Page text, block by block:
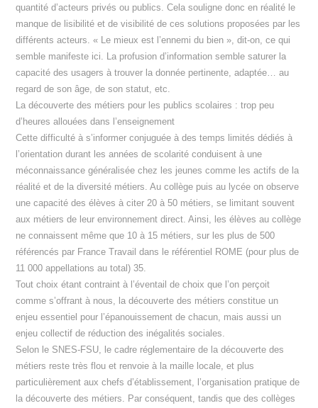
quantité d’acteurs privés ou publics. Cela souligne donc en réalité le
manque de lisibilité et de visibilité de ces solutions proposées par les
différents acteurs. « Le mieux est l’ennemi du bien », dit-on, ce qui
semble manifeste ici. La profusion d’information semble saturer la
capacité des usagers à trouver la donnée pertinente, adaptée… au
regard de son âge, de son statut, etc.
La découverte des métiers pour les publics scolaires : trop peu
d’heures allouées dans l’enseignement
Cette difficulté à s’informer conjuguée à des temps limités dédiés à
l’orientation durant les années de scolarité conduisent à une
méconnaissance généralisée chez les jeunes comme les actifs de la
réalité et de la diversité métiers. Au collège puis au lycée on observe
une capacité des élèves à citer 20 à 50 métiers, se limitant souvent
aux métiers de leur environnement direct. Ainsi, les élèves au collège
ne connaissent même que 10 à 15 métiers, sur les plus de 500
référencés par France Travail dans le référentiel ROME (pour plus de
11 000 appellations au total) 35.
Tout choix étant contraint à l’éventail de choix que l’on perçoit
comme s’offrant à nous, la découverte des métiers constitue un
enjeu essentiel pour l’épanouissement de chacun, mais aussi un
enjeu collectif de réduction des inégalités sociales.
Selon le SNES-FSU, le cadre réglementaire de la découverte des
métiers reste très flou et renvoie à la maille locale, et plus
particulièrement aux chefs d’établissement, l’organisation pratique de
la découverte des métiers. Par conséquent, tandis que des collèges